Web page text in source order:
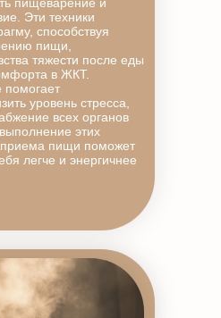
Эти техники
способствуя
пищи,
тяжести после еды
в ЖКТ.
помогает
уровень стресса,
всех органов
этих
пищи поможет
легче и энергичнее